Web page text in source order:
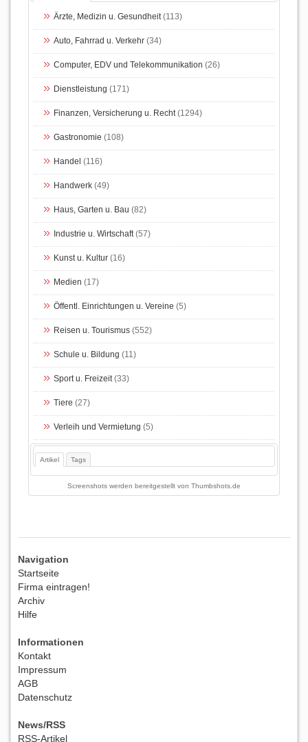
Ärzte, Medizin u. Gesundheit(113)
Auto, Fahrrad u. Verkehr (34)
Computer, EDV und Telekommunikation (26)
Dienstleistung (171)
Finanzen, Versicherung u. Recht(1294)
Gastronomie (108)
Handel (116)
Handwerk (49)
Haus, Garten u. Bau (82)
Industrie u. Wirtschaft(57)
Kunst u. Kultur (16)
Medien (17)
Öffentl. Einrichtungen u. Vereine (5)
Reisen u. Tourismus (552)
Schule u. Bildung (11)
Sport u. Freizeit(33)
Tiere (27)
Verleih und Vermietung (5)
Artikel Tags
Screenshots werden bereitgestellt von Thumbshots.de
Navigation
Startseite
Firma eintragen!
Archiv
Hilfe
Informationen
Kontakt
Impressum
AGB
Datenschutz
News/RSS
RSS-Artikel